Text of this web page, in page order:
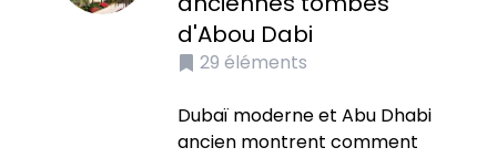
d'Abou Dabi
29 éléments
Dubaï moderne et Abu Dhabi
ancien montrent comment